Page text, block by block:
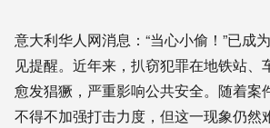
意大利华人网消息：“当心小偷！”已成
见提醒。近年来，扒窃犯罪在地铁站、
愈发猖獗，严重影响公共安全。随着案
不得不加强打击力度，但这一现象仍然